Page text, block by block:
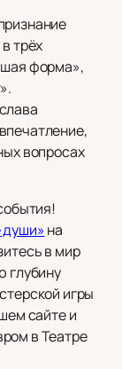
трёх
форма»,
вопросах
души»на
в мир
глубину
игры
сайте и
в Театре